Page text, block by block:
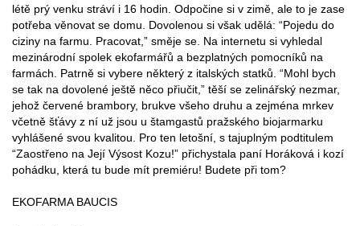
létě prý venku stráví i 16 hodin. Odpočine si v zimě, ale to je zase
potřeba věnovat se domu. Dovolenou si však udělá: “Pojedu do
ciziny na farmu. Pracovat,” směje se. Na internetu si vyhledal
mezinárodní spolek ekofarmářů a bezplatných pomocníků na
farmách. Patrně si vybere některý z italských statků. “Mohl bych
se tak na dovolené ještě něco přiučit,” těší se zelinářský nezmar,
jehož červené brambory, brukve všeho druhu a zejména mrkev
včetně šťávy z ní už jsou u štamgastů pražského biojarmarku
vyhlášené svou kvalitou. Pro ten letošní, s tajuplným podtitulem
“Zaostřeno na Její Výsost Kozu!” přichystala paní Horáková i kozí
pohádku, která tu bude mít premiéru! Budete při tom?
EKOFARMA BAUCIS